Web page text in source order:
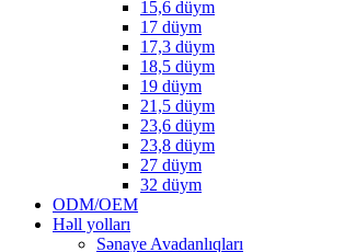
15,6 düym
17 düym
17,3 düym
18,5 düym
19 düym
21,5 düym
23,6 düym
23,8 düym
27 düym
32 düym
ODM/OEM
Həll yolları
Sənaye Avadanlıqları